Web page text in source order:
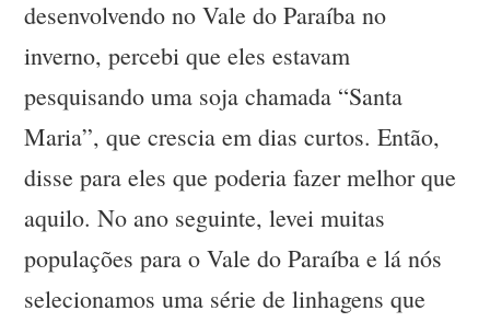
desenvolvendo no Vale do Paraíba no
inverno, percebi que eles estavam
pesquisando uma soja chamada “Santa
Maria”, que crescia em dias curtos. Então,
disse para eles que poderia fazer melhor que
aquilo. No ano seguinte, levei muitas
populações para o Vale do Paraíba e lá nós
selecionamos uma série de linhagens que